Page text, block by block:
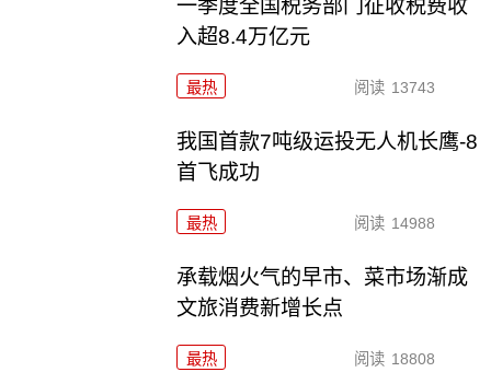
一季度全国税务部门征收税费收
入超8.4万亿元
最热 阅读 13743
我国首款7吨级运投无人机长鹰-8
首飞成功
最热 阅读 14988
承载烟火气的早市、菜市场渐成
文旅消费新增长点
最热 阅读 18808